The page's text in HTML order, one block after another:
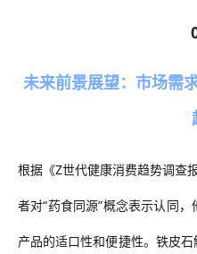
未来前景展望：市场需
根据《Z世代健康消费趋势调查
者对“药食同源”概念表示认同
产品的适口性和便捷性。 铁皮